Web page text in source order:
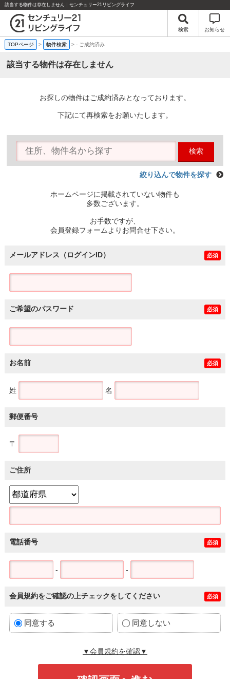
該当する物件は存在しません｜センチュリー21リビングライフ
検索 お知らせ
TOPページ > 物件検索 >- ご成約済み
該当する物件は存在しません
お探しの物件はご成約済みとなっております。
下記にて再検索をお願いたします。
検索
絞り込んで物件を探す
ホームページに掲載されていない物件も
多数ございます。
お手数ですが、
会員登録フォームよりお問合せ下さい。
メールアドレス（ログインID） 必須
ご希望のパスワード 必須
お名前 必須
姓 名
郵便番号
〒
ご住所
電話番号 必須
- -
会員規約をご確認の上チェックをしてください 必須
同意する 同意しない
▼会員規約を確認▼